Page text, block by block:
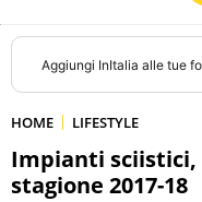
Aggiungi InItalia alle tue
HOME LIFESTYLE
Impianti
stagione 2017-18